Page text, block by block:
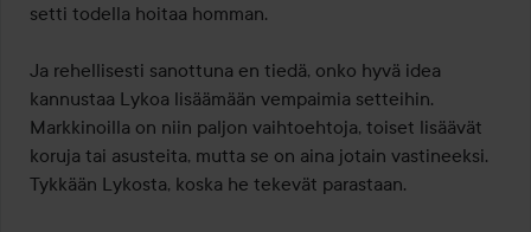
setti todella hoitaa homman.
Ja rehellisesti sanottuna en tiedä, onko hyvä idea
kannustaa Lykoa lisäämään vempaimia setteihin.
Markkinoilla on niin paljon vaihtoehtoja, toiset lisäävät
koruja tai asusteita, mutta se on aina jotain vastineeksi.
Tykkään Lykosta, koska he tekevät parastaan.